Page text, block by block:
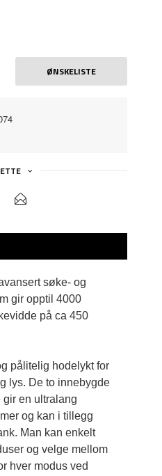
ØNSKELISTE
søke- og
gir opptil 4000
på ca 450
pålitelig hodelykt for
lys. De to innebygde
en ultralang
og kan i tillegg
Man kan enkelt
og velge mellom
hver modus ved